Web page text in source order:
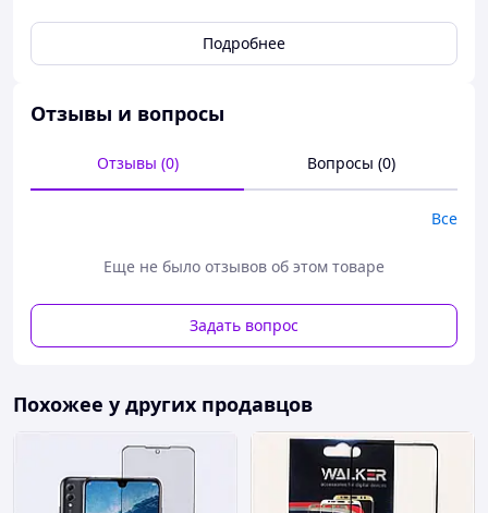
всього 0.25мм, тобто воно тонке і тверде, але через
повну прозорість непомітне на екрані. Його мінімальна
яскравість, ні на чіткість зображення. Клеїться на
простіше плівки, на силіконовій основі, але не
пузириться повітрям і не відгинається по краях. Ви
Подробнее
Отзывы и вопросы
Отзывы (0) Вопросы (0)
Все
Еще не было отзывов об этом товаре
Задать вопрос
Похожее у других продавцов